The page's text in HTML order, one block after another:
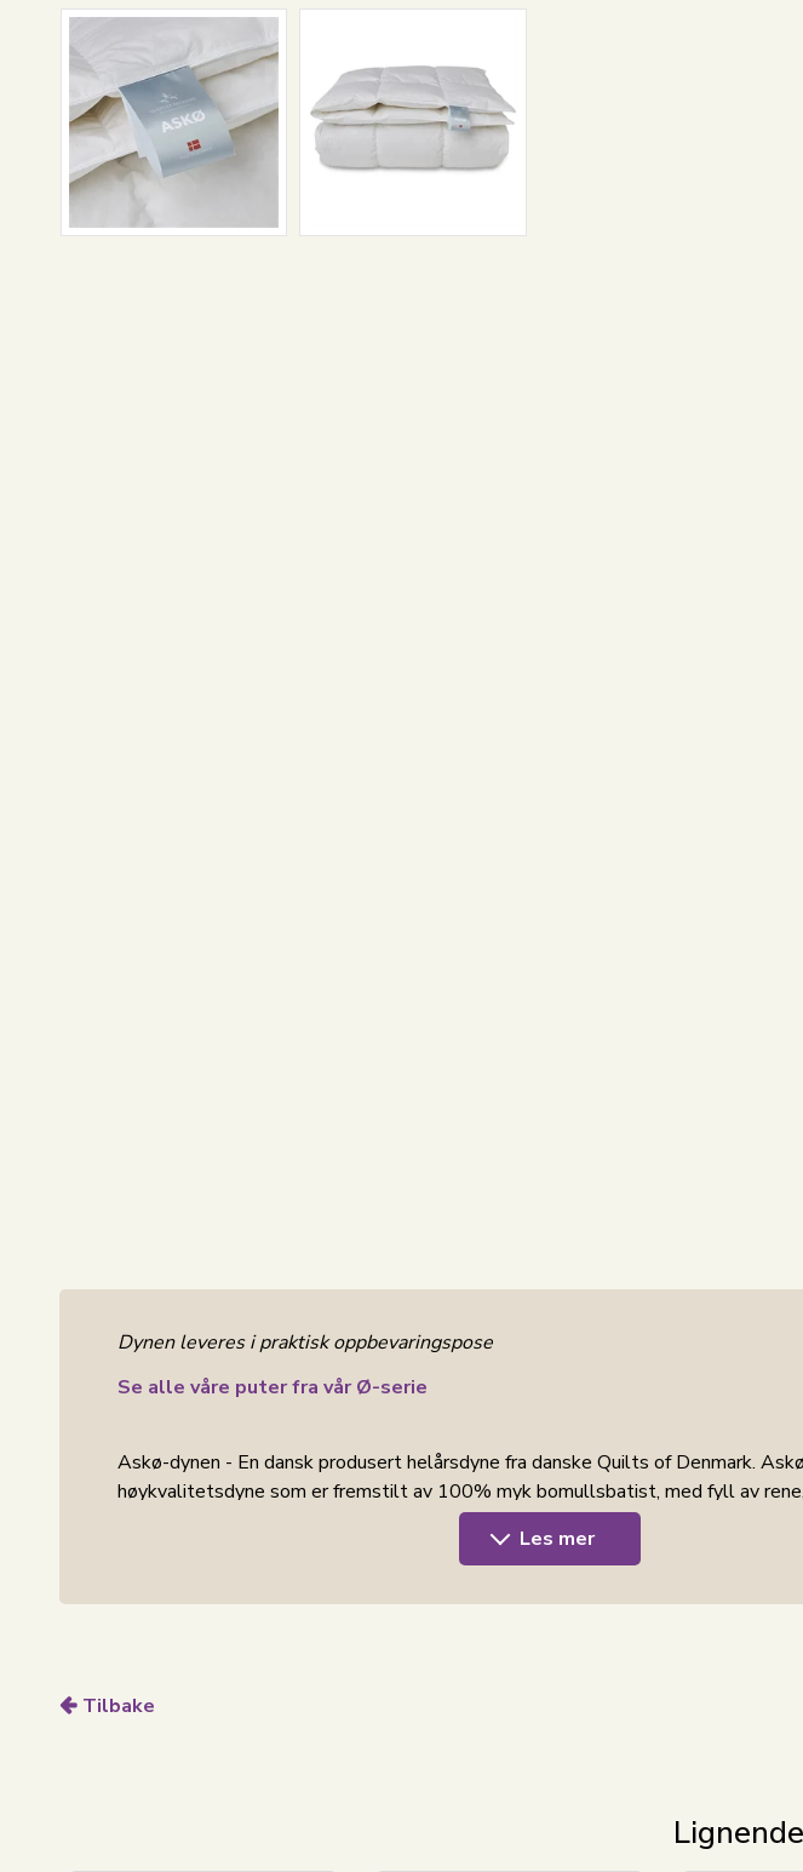
Dynen leveres i praktisk oppbevaringspose
Se alle våre puter fra vår Ø-serie
Askø-dynen - En dansk produsert helårsdyne fra danske Quilts of Denmark.
høykvalitetsdyne som er fremstilt av 100% myk bomullsbatist, med fyll av
Dynens liste av sertifiseringer er lang og derfor verdt å merke seg.
Se vårt store utvalg av sengetøy i 200x220 cm her
organisasjoner for å sikre kvaliteten og integriteten til produktene sine.
"Quilts of Denmark er høykvalitets dunprodukter som er fremstilt i Danmark,
Les mer
Tilbake